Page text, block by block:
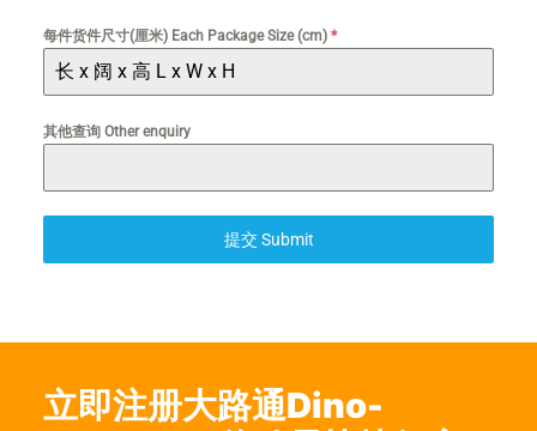
每件货件尺寸(厘米) Each Package Size (cm) *
其他查询 Other enquiry
提交 Submit
立即注册大路通Dino-